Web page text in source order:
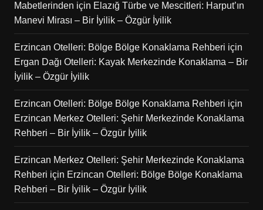
Mabetlerinden için Elazığ Türbe ve Mescitleri: Harput’ın
Manevi Mirası – Bir İyilik – Özgür İyilik
Erzincan Otelleri: Bölge Bölge Konaklama Rehberi için
Ergan Dağı Otelleri: Kayak Merkezinde Konaklama – Bir
İyilik – Özgür İyilik
Erzincan Otelleri: Bölge Bölge Konaklama Rehberi için
Erzincan Merkez Otelleri: Şehir Merkezinde Konaklama
Rehberi – Bir İyilik – Özgür İyilik
Erzincan Merkez Otelleri: Şehir Merkezinde Konaklama
Rehberi için Erzincan Otelleri: Bölge Bölge Konaklama
Rehberi – Bir İyilik – Özgür İyilik